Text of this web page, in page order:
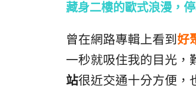
藏身二樓的歐式浪漫，
曾在網路專輯上看到 好
一秒就吸住我的目光，
站很近交通十分方便，